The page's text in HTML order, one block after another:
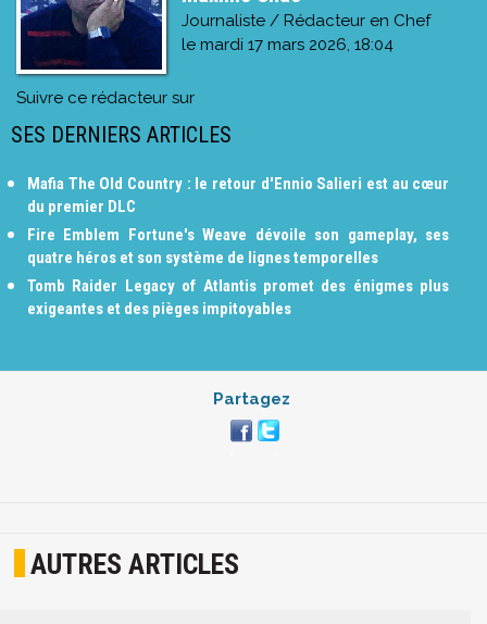
Journaliste / Rédacteur en Chef
le mardi 17 mars 2026, 18:04
Suivre ce rédacteur sur
SES DERNIERS ARTICLES
Mafia The Old Country : le retour d'Ennio Salieri est au cœur
du premier DLC
Fire Emblem Fortune's Weave dévoile son gameplay, ses
quatre héros et son système de lignes temporelles
Tomb Raider Legacy of Atlantis promet des énigmes plus
exigeantes et des pièges impitoyables
Partagez
AUTRES ARTICLES